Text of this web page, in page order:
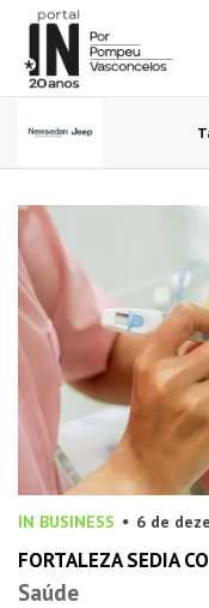
IN BUSINESS 6 de
FORTALEZA SEDIA
Saúde